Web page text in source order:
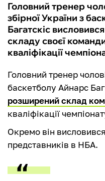
Головний тренер
збірної України з
Багатскіс
складу своєї
кваліфікації
Головний тренер
баскетболу Айнарс
розширений склад
кваліфікації
Окремо він
представників в НБА.